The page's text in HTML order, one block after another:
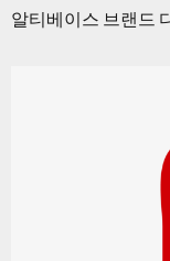
알티베이스 브랜드